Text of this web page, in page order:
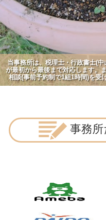
当事務所は、税理士・行政書士(
が最初から最後まで対応します。
相談(事前予約制で1組1時間)を受
事務